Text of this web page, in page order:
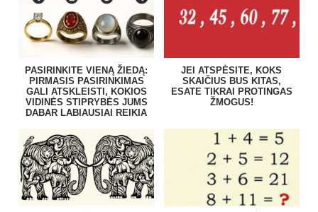
PASIRINKITE VIENĄ ŽIEDĄ:
PIRMASIS PASIRINKIMAS
GALI ATSKLEISTI, KOKIOS
VIDINĖS STIPRYBĖS JUMS
DABAR LABIAUSIAI REIKIA
JEI ATSPĖSITE, KOKS
SKAIČIUS BUS KITAS,
ESATE TIKRAI PROTINGAS
ŽMOGUS!